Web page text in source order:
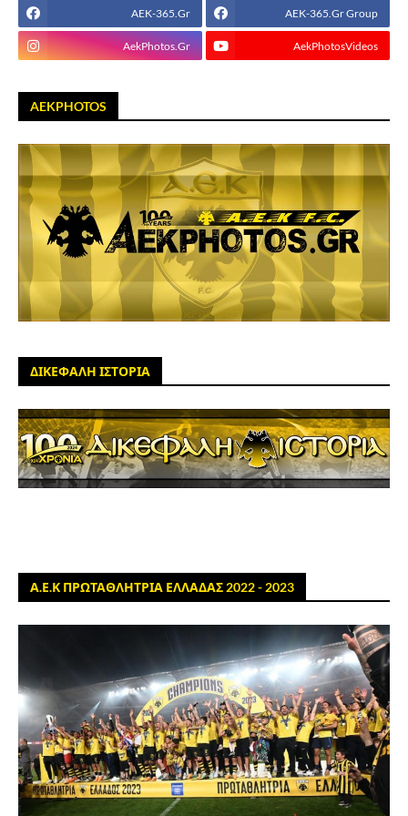
AEK-365.Gr AEK-365.Gr Group
AekPhotos.Gr AekPhotosVideos
AEKPHOTOS
ΔΙΚΕΦΑΛΗ ΙΣΤΟΡΙΑ
Α.Ε.Κ ΠΡΩΤΑΘΛΗΤΡΙΑ ΕΛΛΑΔΑΣ 2022 - 2023